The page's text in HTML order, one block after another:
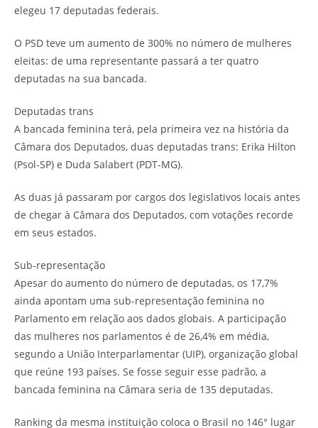
elegeu 17 deputadas federais.
O PSD teve um aumento de 300% no número de mulheres
eleitas: de uma representante passará a ter quatro
deputadas na sua bancada.
Deputadas trans
A bancada feminina terá, pela primeira vez na história da
Câmara dos Deputados, duas deputadas trans: Erika Hilton
(Psol-SP) e Duda Salabert (PDT-MG).
As duas já passaram por cargos dos legislativos locais antes
de chegar à Câmara dos Deputados, com votações recorde
em seus estados.
Sub-representação
Apesar do aumento do número de deputadas, os 17,7%
ainda apontam uma sub-representação feminina no
Parlamento em relação aos dados globais. A participação
das mulheres nos parlamentos é de 26,4% em média,
segundo a União Interparlamentar (UIP), organização global
que reúne 193 países. Se fosse seguir esse padrão, a
bancada feminina na Câmara seria de 135 deputadas.
Ranking da mesma instituição coloca o Brasil no 146° lugar